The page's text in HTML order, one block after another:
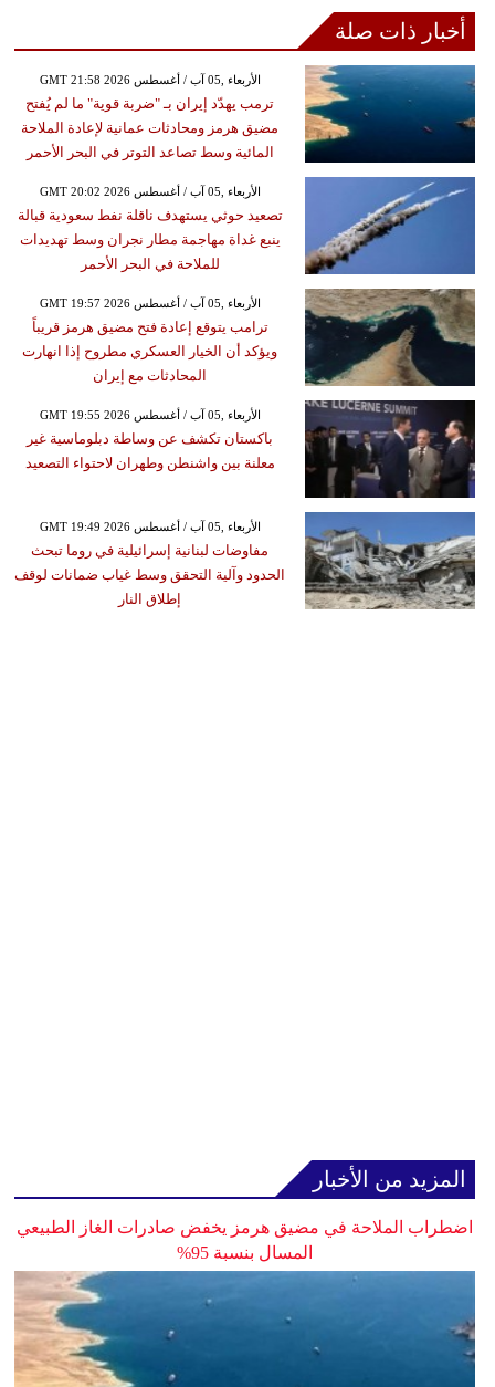
أخبار ذات صلة
GMT 21:58 2026 الأربعاء ,05 آب / أغسطس
ترمب يهدّد إيران بـ "ضربة قوية" ما لم يُفتح
مضيق هرمز ومحادثات عمانية لإعادة الملاحة
المائية وسط تصاعد التوتر في البحر الأحمر
GMT 20:02 2026 الأربعاء ,05 آب / أغسطس
تصعيد حوثي يستهدف ناقلة نفط سعودية قبالة
ينبع غداة مهاجمة مطار نجران وسط تهديدات
للملاحة في البحر الأحمر
GMT 19:57 2026 الأربعاء ,05 آب / أغسطس
ترامب يتوقع إعادة فتح مضيق هرمز قريباً
ويؤكد أن الخيار العسكري مطروح إذا انهارت
المحادثات مع إيران
GMT 19:55 2026 الأربعاء ,05 آب / أغسطس
باكستان تكشف عن وساطة دبلوماسية غير
معلنة بين واشنطن وطهران لاحتواء التصعيد
GMT 19:49 2026 الأربعاء ,05 آب / أغسطس
مفاوضات لبنانية إسرائيلية في روما تبحث
الحدود وآلية التحقق وسط غياب ضمانات لوقف
إطلاق النار
المزيد من الأخبار
اضطراب الملاحة في مضيق هرمز يخفض صادرات الغاز الطبيعي
المسال بنسبة 95%